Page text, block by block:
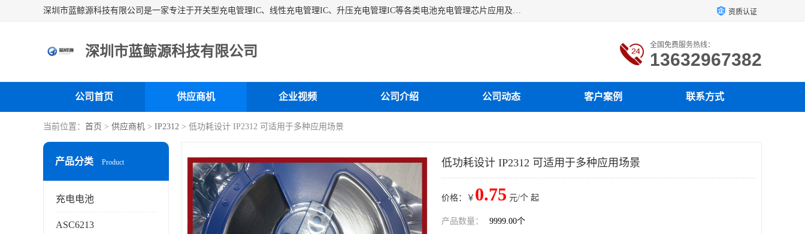
深圳市蓝鲸源科技有限公司是一家专注于开关型充电管理IC、线性充电管理IC、升压充电管理IC等各类电池充电管理芯片应用及芯片销售的企业，多年来公司为众多企业解决充电应用难题，设计缺陷，EMC超量等问题，是一家以充电技术指导为核心的充电芯片销售公司。 资质认证
深圳市蓝鲸源科技有限公司 全国免费服务热线：
13632967382
公司首页 供应商机 企业视频 公司介绍 公司动态 客户案例 联系方式
当前位置： 首页 > 供应商机 > IP2312 > 低功耗设计 IP2312 可适用于多种应用场景
产品分类 Product
充电电池
ASC6213
低功耗设计 IP2312 可适用于多种应用场景
价格：￥ 0.75 元/个 起
产品数量： 9999.00个